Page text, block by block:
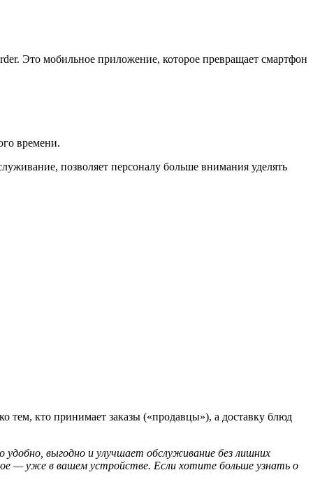
Это мобильное приложение, которое превращает смартфон
времени.
позволяет персоналу больше внимания уделять
тем, кто принимает заказы («продавцы»), а доставку блюд
выгодно и улучшает обслуживание без лишних
— уже в вашем устройстве. Если хотите больше узнать о